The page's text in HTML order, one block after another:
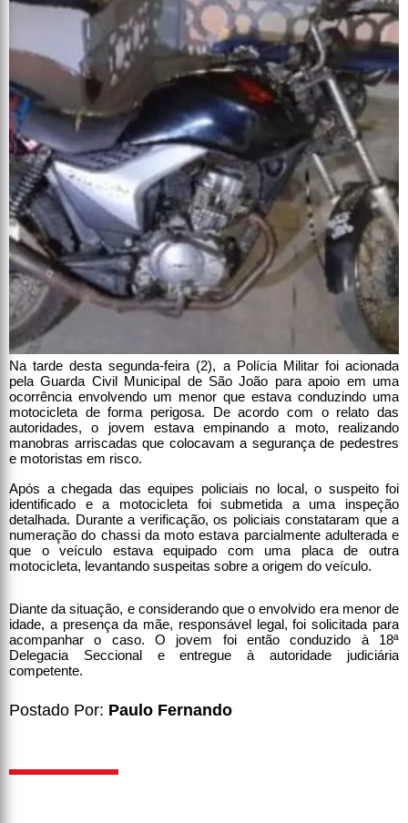
Na tarde desta segunda-feira (2), a Polícia Militar foi acionada
pela Guarda Civil Municipal de São João para apoio em uma
ocorrência envolvendo um menor que estava conduzindo uma
motocicleta de forma perigosa. De acordo com o relato das
autoridades, o jovem estava empinando a moto, realizando
manobras arriscadas que colocavam a segurança de pedestres
e motoristas em risco.
Após a chegada das equipes policiais no local, o suspeito foi
identificado e a motocicleta foi submetida a uma inspeção
detalhada. Durante a verificação, os policiais constataram que a
numeração do chassi da moto estava parcialmente adulterada e
que o veículo estava equipado com uma placa de outra
motocicleta, levantando suspeitas sobre a origem do veículo.
Diante da situação, e considerando que o envolvido era menor de
idade, a presença da mãe, responsável legal, foi solicitada para
acompanhar o caso. O jovem foi então conduzido à 18ª
Delegacia Seccional e entregue à autoridade judiciária
competente.
Postado Por: Paulo Fernando